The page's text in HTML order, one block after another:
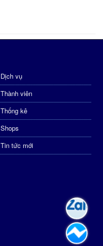
Dịch vụ
Thành viên
Thống kê
Shops
Tin tức mới